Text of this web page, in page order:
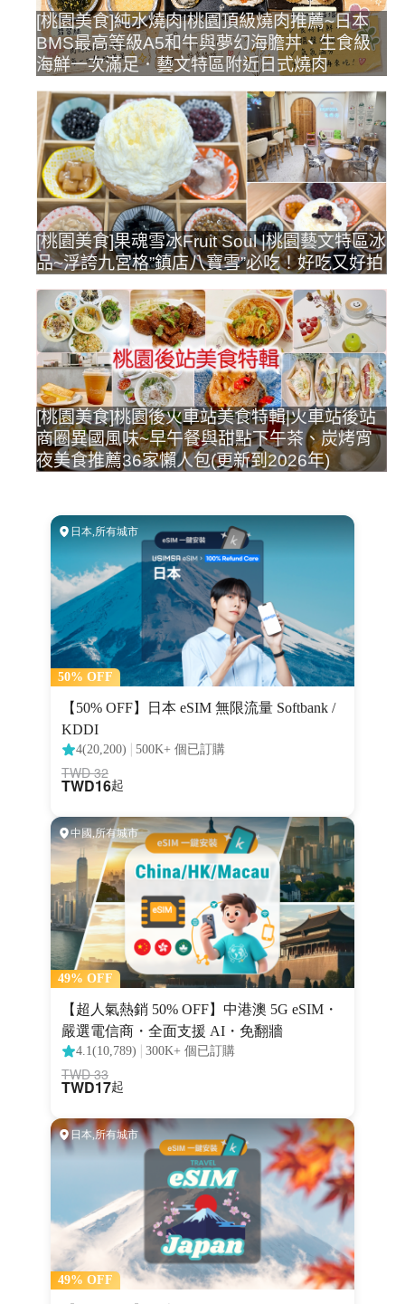
[桃園美食]純水燒肉|桃園頂級燒肉推薦~日本
BMS最高等級A5和牛與夢幻海膽丼、生食級
海鮮一次滿足．藝文特區附近日式燒肉
[桃園美食]果魂雪冰Fruit Soul |桃園藝文特區冰
品~浮誇九宮格”鎮店八寶雪”必吃！好吃又好拍
[桃園美食]桃園後火車站美食特輯|火車站後站
商圈異國風味~早午餐與甜點下午茶、炭烤宵
夜美食推薦36家懶人包(更新到2026年)